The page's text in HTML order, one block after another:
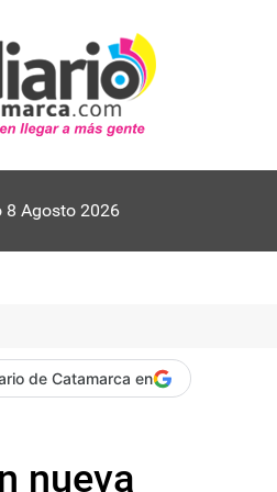
8 Agosto 2026
de Catamarca en
nueva